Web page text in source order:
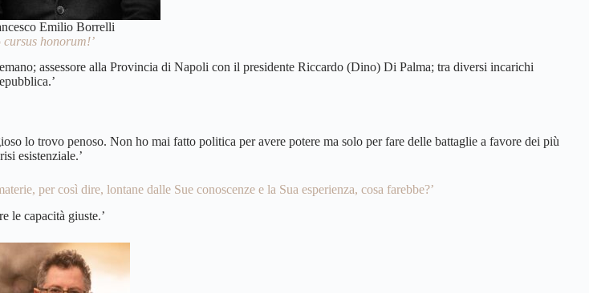
Emilio Borrelli
cursus honorum!’
assessore alla Provincia di Napoli con il presidente Riccardo (Dino) Di Palma; tra diversi incarichi
lo trovo penoso. Non ho mai fatto politica per avere potere ma solo per fare delle battaglie a favore dei più
esistenziale.’
per così dire, lontane dalle Sue conoscenze e la Sua esperienza, cosa farebbe?’
le capacità giuste.’